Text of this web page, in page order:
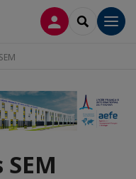
CONECTARSE
SEARCH